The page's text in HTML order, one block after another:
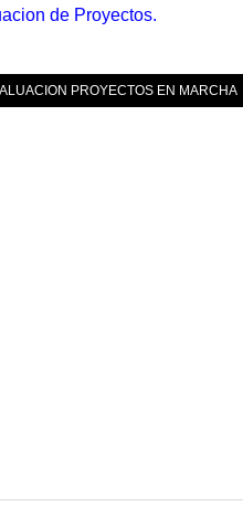
de Proyectos.
PROYECTOS EN MARCHA